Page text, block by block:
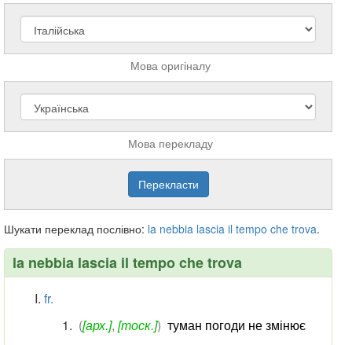
Мова оригіналу
Мова перекладу
Шукати переклад послівно: la nebbia lascia il tempo che trova.
la nebbia lascia il tempo che trova
fr.
([арх.], [тоск.]) туман погоди не змінює